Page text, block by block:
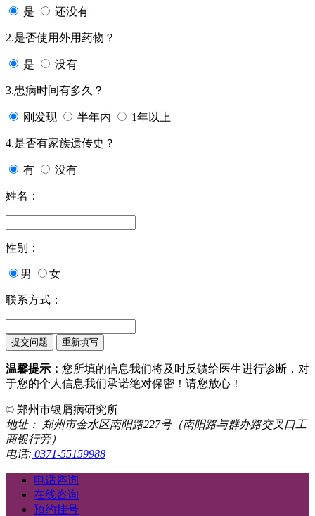
是 还没有
2.是否使用外用药物？
是 没有
3.患病时间有多久？
刚发现 半年内 1年以上
4.是否有家族遗传史？
有 没有
姓名：
性别：
男 女
联系方式：
温馨提示： 您所填的信息我们将及时反馈给医生进行诊断，对
于您的个人信息我们承诺绝对保密！请您放心！
© 郑州市银屑病研究所
地址： 郑州市金水区南阳路227号（南阳路与群办路交叉口工
商银行旁）
电话: 0371-55159988
电话咨询
在线咨询
预约挂号